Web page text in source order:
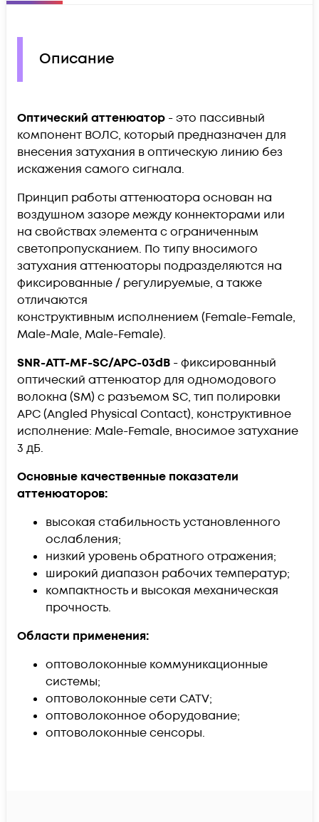
Описание
Оптический аттенюатор - это пассивный
компонент ВОЛС, который предназначен для
внесения затухания в оптическую линию без
искажения самого сигнала.
Принцип работы аттенюатора основан на
воздушном зазоре между коннекторами или
на свойствах элемента с ограниченным
светопропусканием. По типу вносимого
затухания аттенюаторы подразделяются на
фиксированные / регулируемые, а также
отличаются
конструктивным исполнением (Female-Female,
Male-Male, Male-Female).
SNR-ATT-MF-SC/APC-03dB - фиксированный
оптический аттенюатор для одномодового
волокна (SM) с разъемом SC, тип полировки
APC (Angled Physical Contact), конструктивное
исполнение: Male-Female, вносимое затухание
3 дБ.
Основные качественные показатели
аттенюаторов:
высокая стабильность установленного
ослабления;
низкий уровень обратного отражения;
широкий диапазон рабочих температур;
компактность и высокая механическая
прочность.
Области применения:
оптоволоконные коммуникационные
системы;
оптоволоконные сети CATV;
оптоволоконное оборудование;
оптоволоконные сенсоры.